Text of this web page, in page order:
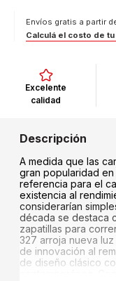
Envíos gratis a partir
Calculá el costo de
Excelente
calidad
A medida que las
gran popularidad
referencia para el
existencia al
considerarían
década se destaca
zapatillas para
327 arroja nueva
de innovación al
de diseño clásico